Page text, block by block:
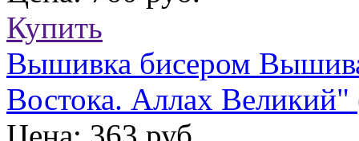
Купить
Вышивка бисером
Востока. Аллах